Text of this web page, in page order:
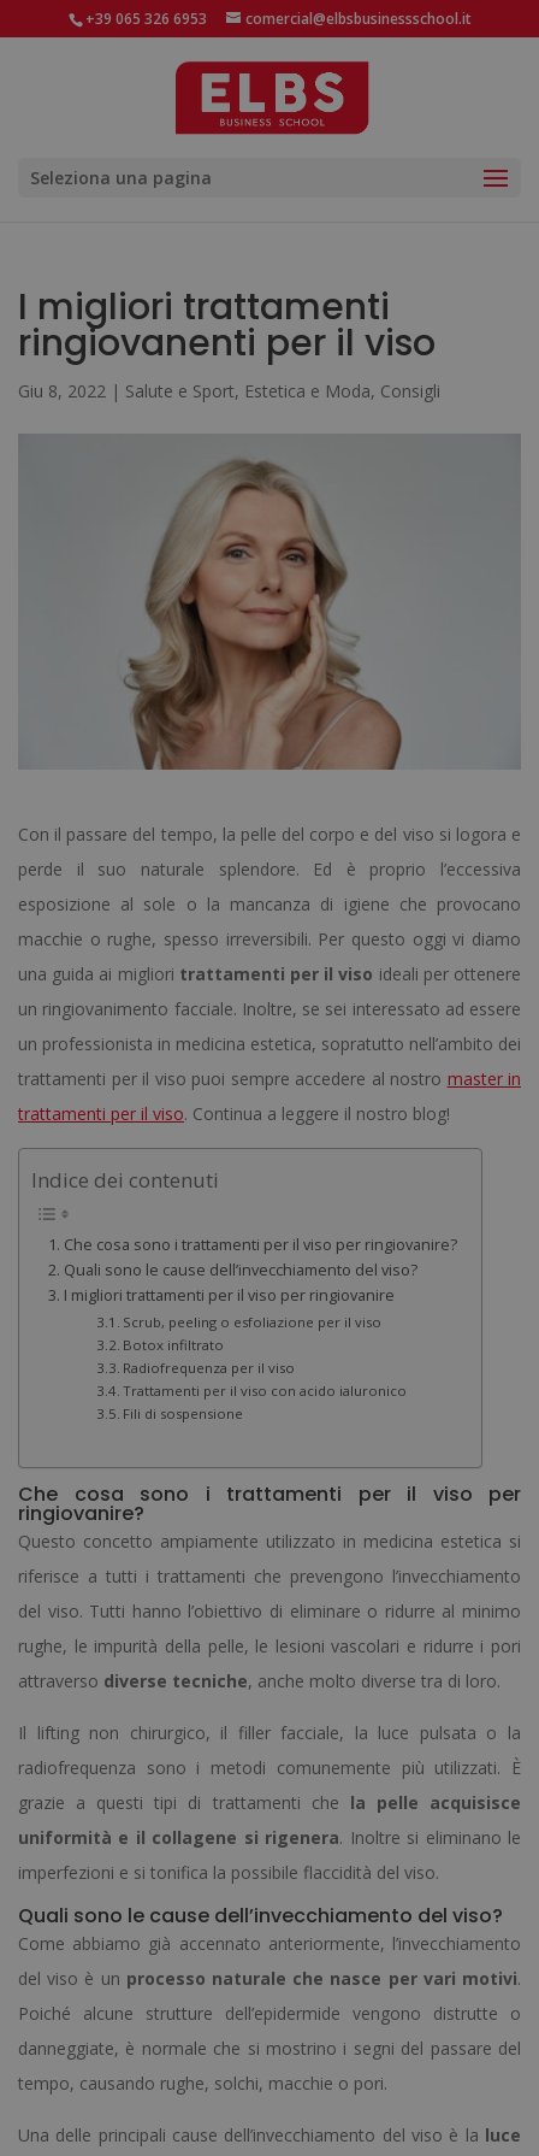
+39 065 326 6953 comercial@elbsbusinessschool.it
Seleziona una pagina
I migliori trattamenti
ringiovanenti per il viso
Giu 8, 2022 | Salute e Sport, Estetica e Moda, Consigli
Con il passare del tempo, la pelle del corpo e del viso si logora e
perde il suo naturale splendore. Ed è proprio l’eccessiva
esposizione al sole o la mancanza di igiene che provocano
macchie o rughe, spesso irreversibili. Per questo oggi vi diamo
una guida ai migliori trattamenti per il viso ideali per ottenere
un ringiovanimento facciale. Inoltre, se sei interessato ad essere
un professionista in medicina estetica, sopratutto nell’ambito dei
trattamenti per il viso puoi sempre accedere al nostro master in
trattamenti per il viso. Continua a leggere il nostro blog!
Indice dei contenuti
Che cosa sono i trattamenti per il viso per ringiovanire?
Quali sono le cause dell’invecchiamento del viso?
I migliori trattamenti per il viso per ringiovanire
Scrub, peeling o esfoliazione per il viso
Botox infiltrato
Radiofrequenza per il viso
Trattamenti per il viso con acido ialuronico
Fili di sospensione
Che cosa sono i trattamenti per il viso per
ringiovanire?
Questo concetto ampiamente utilizzato in medicina estetica si
riferisce a tutti i trattamenti che prevengono l’invecchiamento
del viso. Tutti hanno l’obiettivo di eliminare o ridurre al minimo
rughe, le impurità della pelle, le lesioni vascolari e ridurre i pori
attraverso diverse tecniche, anche molto diverse tra di loro.
Il lifting non chirurgico, il filler facciale, la luce pulsata o la
radiofrequenza sono i metodi comunemente più utilizzati.
È
grazie a questi tipi di trattamenti che la pelle acquisisce
uniformità e il collagene si rigenera. Inoltre si eliminano le
imperfezioni e si tonifica la possibile flaccidità del viso.
Quali sono le cause dell’invecchiamento del viso?
Come abbiamo già accennato anteriormente, l’invecchiamento
del viso è un processo naturale che nasce per vari motivi.
Poiché alcune strutture dell’epidermide vengono distrutte o
danneggiate, è normale che si mostrino i segni del passare del
tempo, causando rughe, solchi, macchie o pori.
Una delle principali cause dell’invecchiamento del viso è la luce